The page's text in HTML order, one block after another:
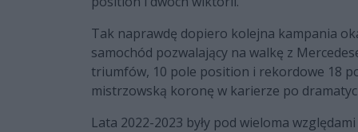
Tak naprawdę dopiero kolejna kampania
samochód pozwalający na walkę z
triumfów, 10 pole position i rekordowe 18
mistrzowską koronę w karierze po
Lata 2022-2023 były pod wieloma